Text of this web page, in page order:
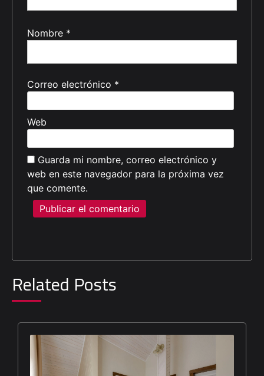
Nombre *
Correo electrónico *
Web
Guarda mi nombre, correo electrónico y
web en este navegador para la próxima vez
que comente.
Related Posts